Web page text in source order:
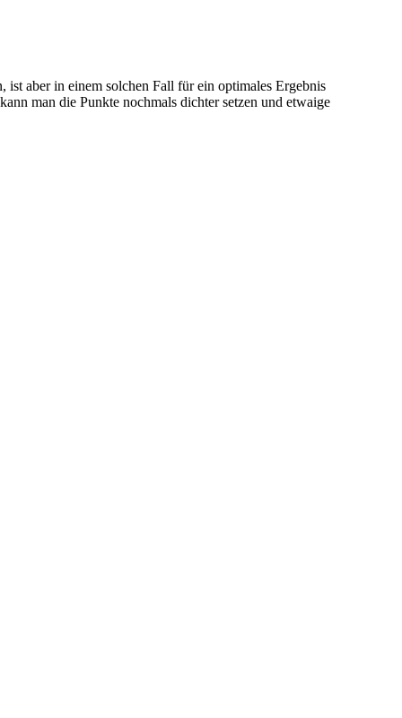
ist aber in einem solchen Fall für ein optimales Ergebnis
man die Punkte nochmals dichter setzen und etwaige